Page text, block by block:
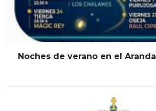
Noches de verano en el Aranda